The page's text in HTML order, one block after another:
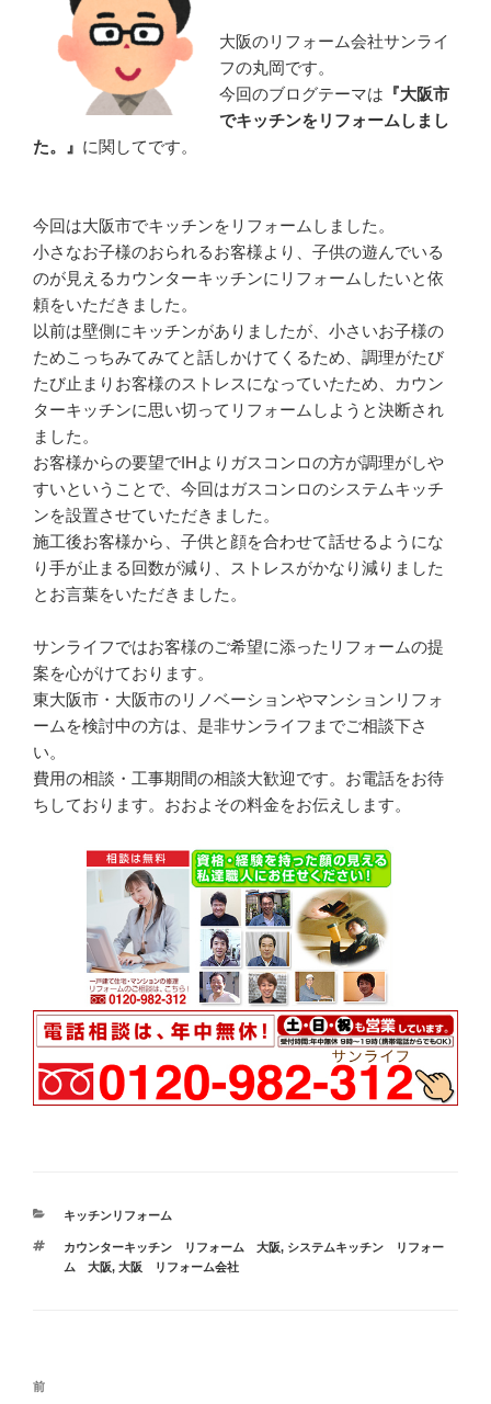
大阪のリフォーム会社サンライ
フの丸岡です。
今回のブログテーマは 『大阪市
でキッチンをリフォームしまし
た。』 に関してです。
今回は大阪市でキッチンをリフォームしました。
小さなお子様のおられるお客様より、子供の遊んでいる
のが見えるカウンターキッチンにリフォームしたいと依
頼をいただきました。
以前は壁側にキッチンがありましたが、小さいお子様の
ためこっちみてみてと話しかけてくるため、調理がたび
たび止まりお客様のストレスになっていたため、カウン
ターキッチンに思い切ってリフォームしようと決断され
ました。
お客様からの要望でIHよりガスコンロの方が調理がしや
すいということで、今回はガスコンロのシステムキッチ
ンを設置させていただきました。
施工後お客様から、子供と顔を合わせて話せるようにな
り手が止まる回数が減り、ストレスがかなり減りました
とお言葉をいただきました。
サンライフではお客様のご希望に添ったリフォームの提
案を心がけております。
東大阪市・大阪市のリノベーションやマンションリフォ
ームを検討中の方は、是非サンライフまでご相談下さ
い。
費用の相談・工事期間の相談大歓迎です。お電話をお待
ちしております。おおよその料金をお伝えします。
カ
ゴ
リ
キッチンリフォーム
タ
グ
カウンターキッチン リフォーム 大阪, システムキッチン リフォー
ム 大阪, 大阪 リフォーム会社
投
過
前